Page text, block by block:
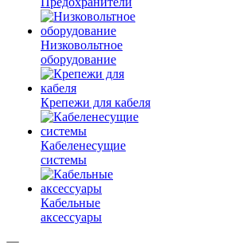
Низковольтное
оборудование
Крепежи для кабеля
Кабеленесущие
системы
Кабельные
аксессуары